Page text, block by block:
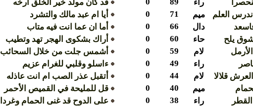
راء قد كان مولد خير الخلق ارخه
العلم
ميم 71
0 أيا ام عبد مالك والتشرد
دال 66
0 أما ان عما انت فيه متاب
يلح
حاء 60
0 أراك بشكوى الهجر تهد وتطيب
لام 59
0 أشمس جلت من خلال السحائب
راء 49
0 ءاسلو وقلبي للغرام عزيم
قلالا
لام 44
0 أتقبل عذر الصب ام انت عاذله
ميم 40
0 قل للمليحة في القميص الأحمر
راء 38
0 على الدوح قد غنى الحمام وغردا